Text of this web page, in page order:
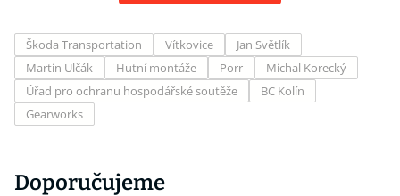
Škoda Transportation Vítkovice
Jan Světlík
Martin Ulčák
Hutní montáže Porr
Michal Korecký
Úřad pro ochranu hospodářské soutěže
BC Kolín
Gearworks
Doporučujeme